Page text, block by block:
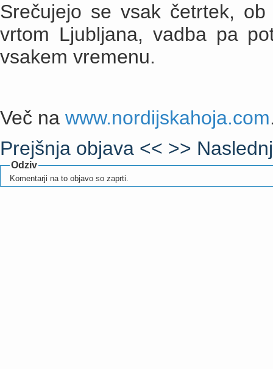
Srečujejo se vsak četrtek,
vrtom Ljubljana, vadba pa
vsakem vremenu.
Več na www.nordijskahoja.com
Prejšnja objava << >>
Odziv
Komentarji na to objavo so zaprti.